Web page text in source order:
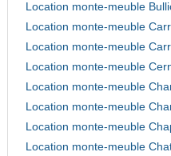
Location monte-meuble
Location monte-meuble
Location monte-meuble
Location monte-meuble
Location monte-meuble
Location monte-meuble
Location monte-meuble
Location monte-meuble